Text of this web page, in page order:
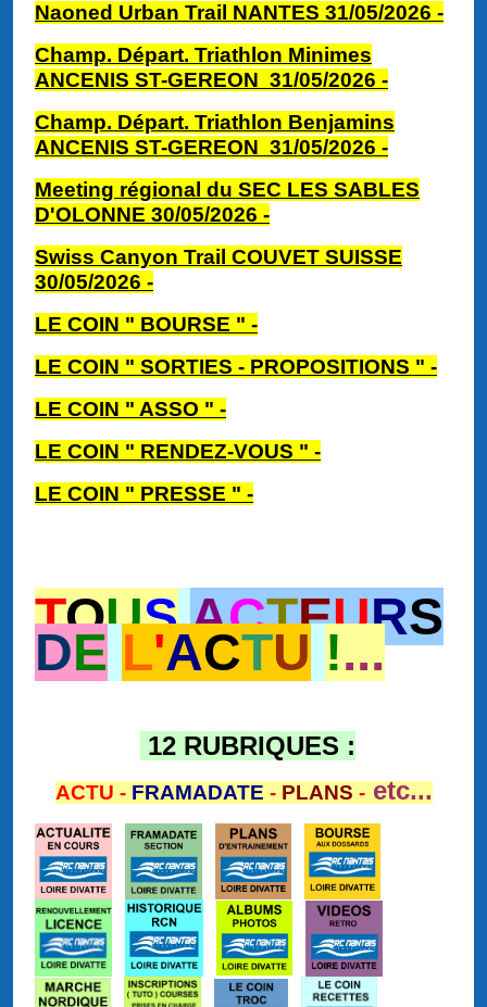
Naoned Urban Trail NANTES 31/05/2026 -
Champ. Départ. Triathlon Minimes
ANCENIS ST-GEREON 31/05/2026 -
Champ. Départ. Triathlon Benjamins
ANCENIS ST-GEREON 31/05/2026 -
Meeting régional du SEC LES SABLES
D'OLONNE 30/05/2026 -
Swiss Canyon Trail COUVET SUISSE
30/05/2026 -
LE COIN " BOURSE " -
LE COIN " SORTIES - PROPOSITIONS " -
LE COIN " ASSO " -
LE COIN " RENDEZ-VOUS " -
LE COIN " PRESSE " -
TOUS ACTEURS
DE L'ACTU !...
12 RUBRIQUES :
ACTU - FRAMADATE - PLANS - etc...